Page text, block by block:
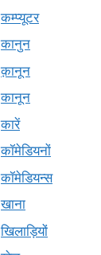
कम्प्यूटर
कानुन
क़ानून
कानून
कारें
कॉमेडियनों
कॉमेडियन्स
खाना
खिलाड़ियों